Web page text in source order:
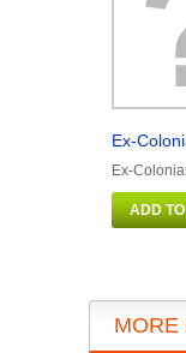
Ex-
Ex-
ADD
MORE